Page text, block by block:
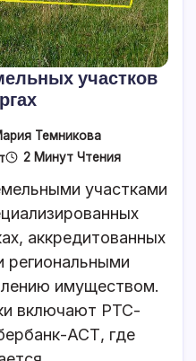
участков
Темникова
2 Минут Чтения
участками
аккредитованных
имуществом.
включают РТС-
АСТ, где